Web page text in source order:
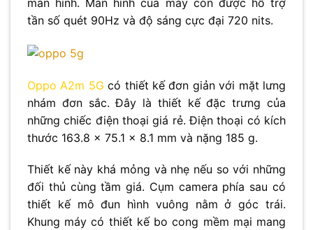
tần số quét 90Hz và độ sáng cực đại 720 nits.
Oppo A2m 5G có thiết kế đơn giản với mặt lưng
nhám đơn sắc. Đây là thiết kế đặc trưng của
những chiếc điện thoại giá rẻ. Điện thoại có kích
thước 163.8 x 75.1 x 8.1 mm và nặng 185 g.
Thiết kế này khá mỏng và nhẹ nếu so với những
đối thủ cùng tầm giá. Cụm camera phía sau có
thiết kế mô đun hình vuông nằm ở góc trái.
Khung máy có thiết kế bo cong mềm mại mang